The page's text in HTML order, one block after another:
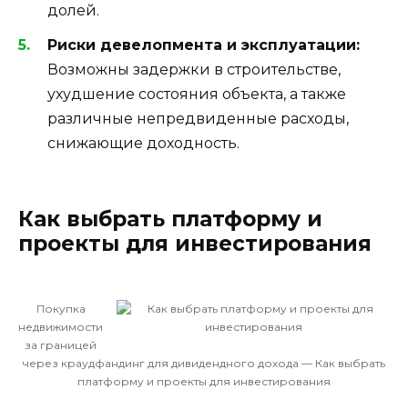
долей.
Риски девелопмента и эксплуатации:
Возможны задержки в строительстве,
ухудшение состояния объекта, а также
различные непредвиденные расходы,
снижающие доходность.
Как выбрать платформу и
проекты для инвестирования
Покупка
недвижимости
за границей
через краудфандинг для дивидендного дохода — Как выбрать
платформу и проекты для инвестирования